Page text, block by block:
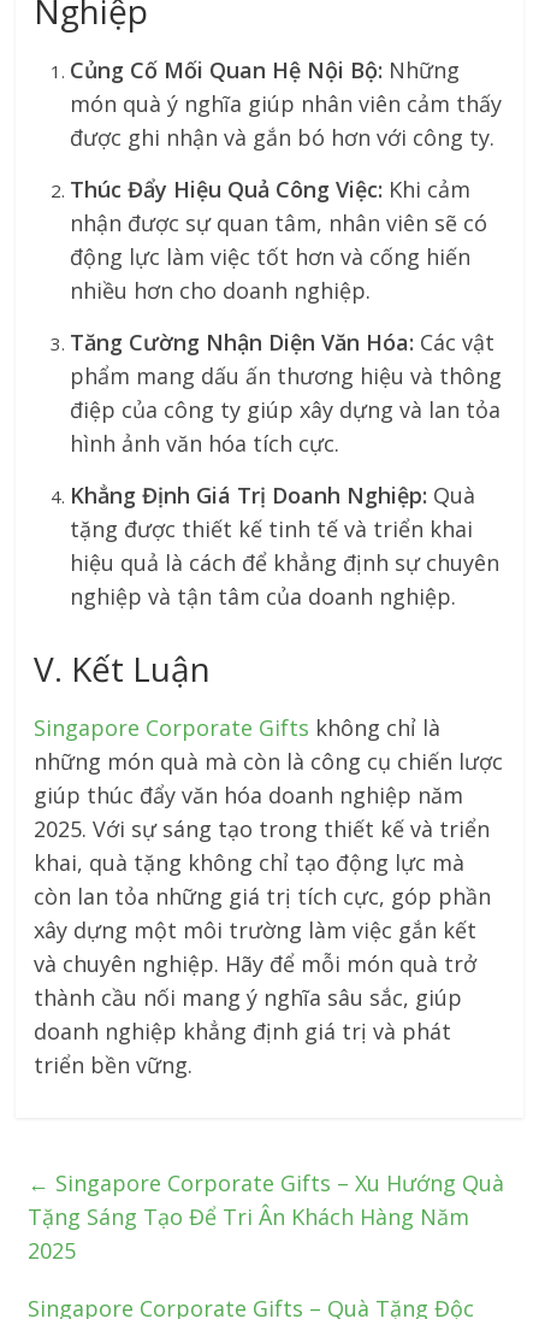
Nghiệp
Củng Cố Mối Quan Hệ Nội Bộ: Những
món quà ý nghĩa giúp nhân viên cảm thấy
được ghi nhận và gắn bó hơn với công ty.
Thúc Đẩy Hiệu Quả Công Việc: Khi cảm
nhận được sự quan tâm, nhân viên sẽ có
động lực làm việc tốt hơn và cống hiến
nhiều hơn cho doanh nghiệp.
Tăng Cường Nhận Diện Văn Hóa: Các vật
phẩm mang dấu ấn thương hiệu và thông
điệp của công ty giúp xây dựng và lan tỏa
hình ảnh văn hóa tích cực.
Khẳng Định Giá Trị Doanh Nghiệp: Quà
tặng được thiết kế tinh tế và triển khai
hiệu quả là cách để khẳng định sự chuyên
nghiệp và tận tâm của doanh nghiệp.
V. Kết Luận
Singapore Corporate Gifts không chỉ là
những món quà mà còn là công cụ chiến lược
giúp thúc đẩy văn hóa doanh nghiệp năm
2025. Với sự sáng tạo trong thiết kế và triển
khai, quà tặng không chỉ tạo động lực mà
còn lan tỏa những giá trị tích cực, góp phần
xây dựng một môi trường làm việc gắn kết
và chuyên nghiệp. Hãy để mỗi món quà trở
thành cầu nối mang ý nghĩa sâu sắc, giúp
doanh nghiệp khẳng định giá trị và phát
triển bền vững.
← Singapore Corporate Gifts – Xu Hướng Quà
Tặng Sáng Tạo Để Tri Ân Khách Hàng Năm
2025
Singapore Corporate Gifts – Quà Tặng Độc